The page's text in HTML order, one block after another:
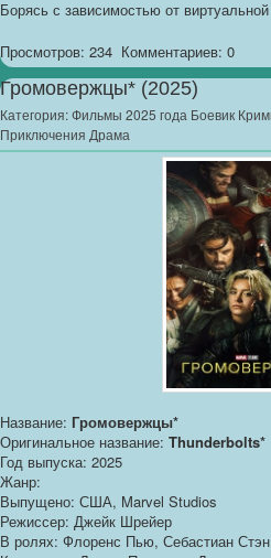
Борясь с зависимостью от
Просмотров: 234 Комментариев: 0
Громовержцы* (2025)
Категория:Фильмы 2025 года Боевик
Приключения Драма
Название: Громовержцы*
Оригинальное название: Thunderbolts*
Год выпуска: 2025
Жанр:
Выпущено: США, Marvel Studios
Режиссер: Джейк Шрейер
В ролях: Флоренс Пью, Себастиан